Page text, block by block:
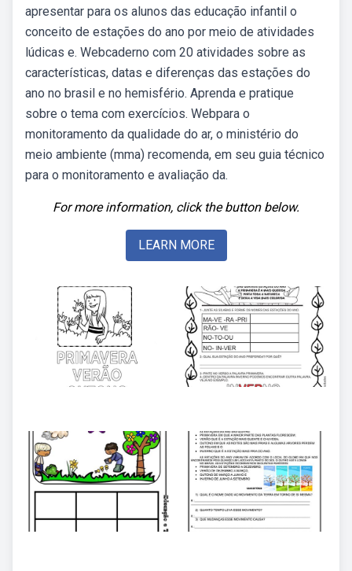
apresentar para os alunos das educação infantil o
conceito de estações do ano por meio de atividades
lúdicas e. Webcaderno com 20 atividades sobre as
características, datas e diferenças das estações do
ano no brasil e no hemisfério. Aprenda e pratique
sobre o tema com exercícios. Webpara o
monitoramento da qualidade do ar, o ministério do
meio ambiente (mma) recomenda, em seu guia técnico
para o monitoramento e avaliação da.
For more information, click the button below.
LEARN MORE